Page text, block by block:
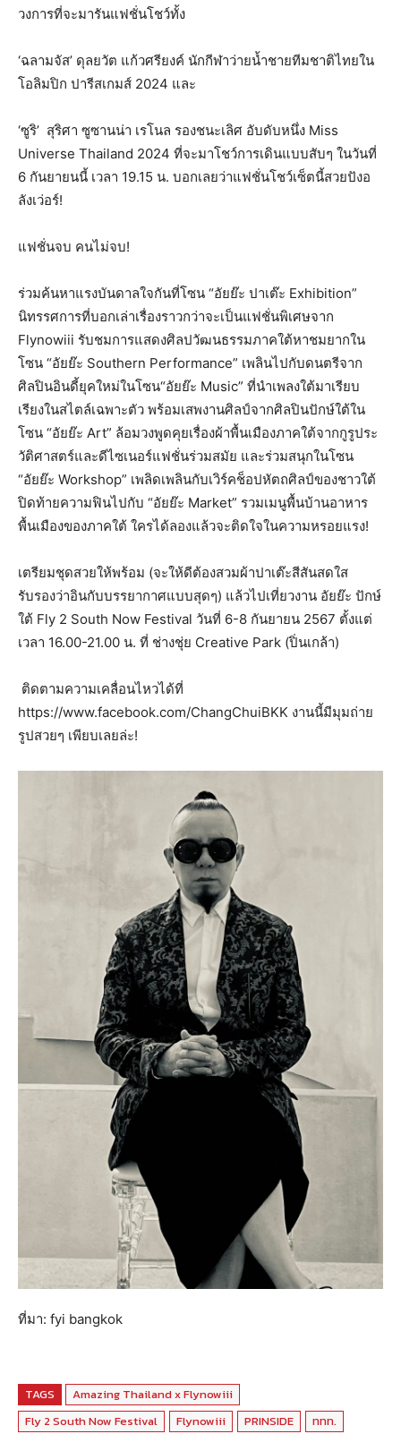
วงการที่จะมารันแฟชั่นโชว์ทั้ง
‘ฉลามจัส’ ดุลยวัต แก้วศรียงค์ นักกีฬาว่ายน้ำชายทีมชาติไทยใน
โอลิมปิก ปารีสเกมส์ 2024 และ
‘ซูริ’ สุริศา ซูซานน่า เรโนล รองชนะเลิศ อับดับหนึ่ง Miss
Universe Thailand 2024 ที่จะมาโชว์การเดินแบบสับๆ ในวันที่
6 กันยายนนี้ เวลา 19.15 น. บอกเลยว่าแฟชั่นโชว์เซ็ตนี้สวยปังอ
ลังเว่อร์!
แฟชั่นจบ คนไม่จบ!
ร่วมค้นหาแรงบันดาลใจกันที่โซน “อัยย๊ะ ปาเต๊ะ Exhibition”
นิทรรศการที่บอกเล่าเรื่องราวกว่าจะเป็นแฟชั่นพิเศษจาก
Flynowiii รับชมการแสดงศิลปวัฒนธรรมภาคใต้หาชมยากใน
โซน “อัยย๊ะ Southern Performance” เพลินไปกับดนตรีจาก
ศิลปินอินดี้ยุคใหม่ในโซน“อัยย๊ะ Music” ที่นำเพลงใต้มาเรียบ
เรียงในสไตล์เฉพาะตัว พร้อมเสพงานศิลป์จากศิลปินปักษ์ใต้ใน
โซน “อัยย๊ะ Art” ล้อมวงพูดคุยเรื่องผ้าพื้นเมืองภาคใต้จากกูรูประ
วัติศาสตร์และดีไซเนอร์แฟชั่นร่วมสมัย และร่วมสนุกในโซน
“อัยย๊ะ Workshop” เพลิดเพลินกับเวิร์คช็อปหัตถศิลป์ของชาวใต้
ปิดท้ายความฟินไปกับ “อัยย๊ะ Market” รวมเมนูพื้นบ้านอาหาร
พื้นเมืองของภาคใต้ ใครได้ลองแล้วจะติดใจในความหรอยแรง!
เตรียมชุดสวยให้พร้อม (จะให้ดีต้องสวมผ้าปาเต๊ะสีสันสดใส
รับรองว่าอินกับบรรยากาศแบบสุดๆ) แล้วไปเที่ยวงาน อัยย๊ะ ปักษ์
ใต้ Fly 2 South Now Festival วันที่ 6-8 กันยายน 2567 ตั้งแต่
เวลา 16.00-21.00 น. ที่ ช่างชุ่ย Creative Park (ปิ่นเกล้า)
ติดตามความเคลื่อนไหวได้ที่
https://www.facebook.com/ChangChuiBKK งานนี้มีมุมถ่าย
รูปสวยๆ เพียบเลยล่ะ!
ที่มา: fyi bangkok
TAGS
Amazing Thailand x Flynowiii
Fly 2 South Now Festival
Flynowiii PRINSIDE ททท.